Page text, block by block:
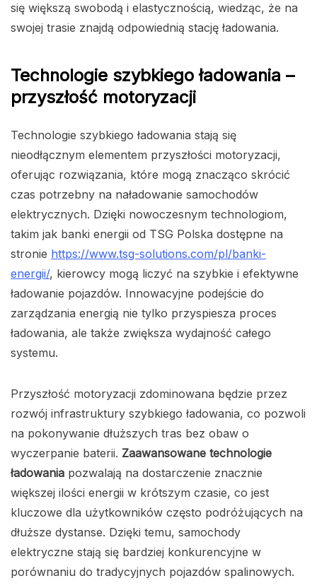
się większą swobodą i elastycznością, wiedząc, że na
swojej trasie znajdą odpowiednią stację ładowania.
Technologie szybkiego ładowania –
przyszłość motoryzacji
Technologie szybkiego ładowania stają się
nieodłącznym elementem przyszłości motoryzacji,
oferując rozwiązania, które mogą znacząco skrócić
czas potrzebny na naładowanie samochodów
elektrycznych. Dzięki nowoczesnym technologiom,
takim jak banki energii od TSG Polska dostępne na
stronie https://www.tsg-solutions.com/pl/banki-
energii/, kierowcy mogą liczyć na szybkie i efektywne
ładowanie pojazdów. Innowacyjne podejście do
zarządzania energią nie tylko przyspiesza proces
ładowania, ale także zwiększa wydajność całego
systemu.
Przyszłość motoryzacji zdominowana będzie przez
rozwój infrastruktury szybkiego ładowania, co pozwoli
na pokonywanie dłuższych tras bez obaw o
wyczerpanie baterii. Zaawansowane technologie
ładowania pozwalają na dostarczenie znacznie
większej ilości energii w krótszym czasie, co jest
kluczowe dla użytkowników często podróżujących na
dłuższe dystanse. Dzięki temu, samochody
elektryczne stają się bardziej konkurencyjne w
porównaniu do tradycyjnych pojazdów spalinowych.